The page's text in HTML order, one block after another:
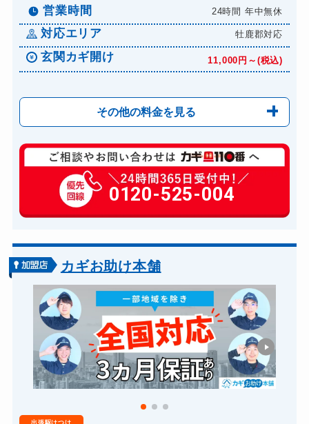
営業時間 24時間 年中無休
対応エリア 牡鹿郡対応
玄関カギ開け 11,000円～(税込)
その他の料金を見る
玄関カギ複製 880円(税込)～
玄関カギ開け 11,000円～(税込)
玄関カギ修理 6,600円～(税込)
車カギ開け
スーツケースカギ開け 8,800円～(税込)
金庫カギ開け 14,300円～(税込)
金庫カギ交換 11,000円～(税込)
ロッカーカギ開け 8,800円～(税込)
ドアノブカギ開け 10,780円～(税込)
0120-525-004
カギお助け本舗
出張駆けつけ